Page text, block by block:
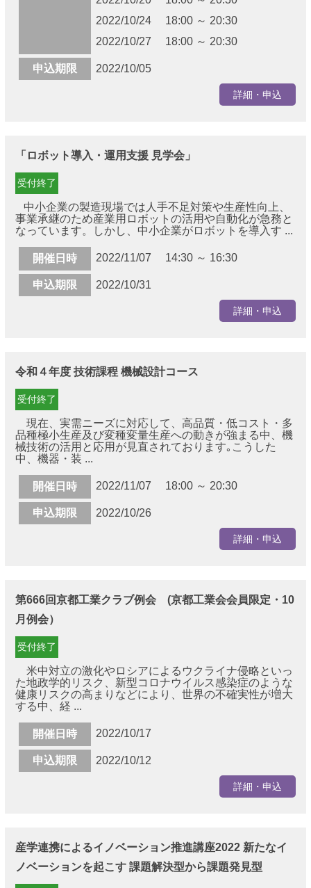
2022/10/24 18:00 ～ 20:30
2022/10/27 18:00 ～ 20:30
申込期限 2022/10/05
詳細・申込
「ロボット導入・運用支援 見学会」
受付終了
中小企業の製造現場では人手不足対策や生産性向上、
事業承継のため産業用ロボットの活用や自動化が急務と
なっています。しかし、中小企業がロボットを導入す ...
開催日時 2022/11/07 14:30 ～ 16:30
申込期限 2022/10/31
詳細・申込
令和４年度 技術課程 機械設計コース
受付終了
現在、実需ニーズに対応して、高品質・低コスト・多
品種極小生産及び変種変量生産への動きが強まる中、機
械技術の活用と応用が見直されております｡こうした
中、機器・装 ...
開催日時 2022/11/07 18:00 ～ 20:30
申込期限 2022/10/26
詳細・申込
第666回京都工業クラブ例会 (京都工業会会員限定・10
月例会）
受付終了
米中対立の激化やロシアによるウクライナ侵略といっ
た地政学的リスク、新型コロナウイルス感染症のような
健康リスクの高まりなどにより、世界の不確実性が増大
する中、経 ...
開催日時 2022/10/17
申込期限 2022/10/12
詳細・申込
産学連携によるイノベーション推進講座2022 新たなイ
ノベーションを起こす 課題解決型から課題発見型